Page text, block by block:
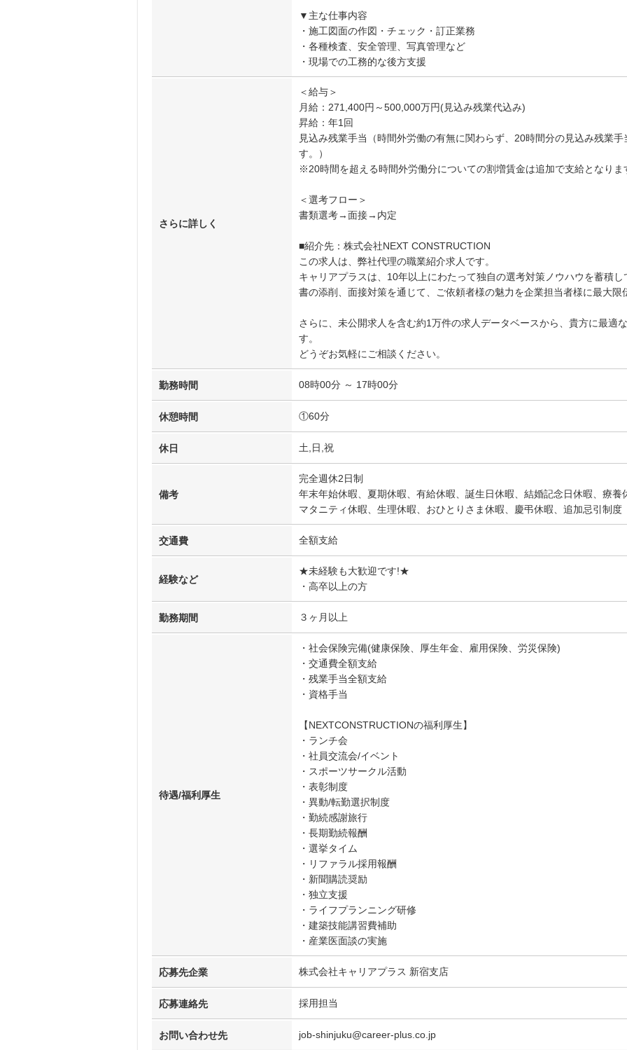
▼主な仕事内容
・施工図面の作図・チェック・訂正業務
・各種検査、安全管理、写真管理など
・現場での工務的な後方支援
さらに詳しく
＜給与＞
月給：271,400円～500,000万円(見込み残業代込み)
昇給：年1回
見込み残業手当（時間外労働の有無に関わらず、20時間分の見込み残業
す。）
※20時間を超える時間外労働分についての割増賃金は追加で支給となりま
＜選考フロー＞
書類選考→面接→内定
■紹介先：株式会社NEXT CONSTRUCTION
この求人は、弊社代理の職業紹介求人です。
キャリアプラスは、10年以上にわたって独自の選考対策ノウハウを蓄積
書の添削、面接対策を通じて、ご依頼者様の魅力を企業担当者様に最大
さらに、未公開求人を含む約1万件の求人データベースから、貴方に最適
す。
どうぞお気軽にご相談ください。
勤務時間 08時00分 ～ 17時00分
休憩時間 ①60分
休日 土,日,祝
備考
完全週休2日制
年末年始休暇、夏期休暇、有給休暇、誕生日休暇、結婚記念日休暇、療養
マタニティ休暇、生理休暇、おひとりさま休暇、慶弔休暇、追加忌引制度
交通費 全額支給
経験など
★未経験も大歓迎です!★
・高卒以上の方
勤務期間 ３ヶ月以上
待遇/福利厚生
・社会保険完備(健康保険、厚生年金、雇用保険、労災保険)
・交通費全額支給
・残業手当全額支給
・資格手当
【NEXTCONSTRUCTIONの福利厚生】
・ランチ会
・社員交流会/イベント
・スポーツサークル活動
・表彰制度
・異動/転勤選択制度
・勤続感謝旅行
・長期勤続報酬
・選挙タイム
・リファラル採用報酬
・新聞購読奨励
・独立支援
・ライフプランニング研修
・建築技能講習費補助
・産業医面談の実施
応募先企業 株式会社キャリアプラス 新宿支店
応募連絡先 採用担当
お問い合わせ先 job-shinjuku@career-plus.co.jp